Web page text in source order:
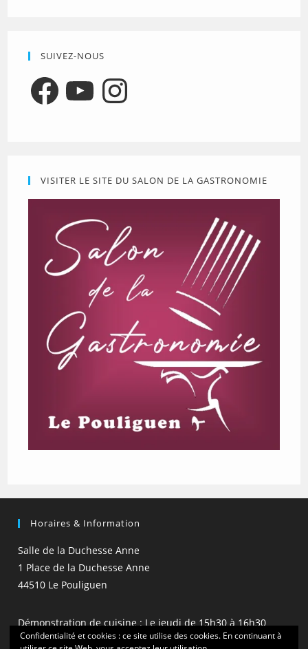
SUIVEZ-NOUS
FacebookYouTubeInstagram
VISITER LE SITE DU SALON DE LA GASTRONOMIE
Horaires & Information
Salle de la Duchesse Anne
1 Place de la Duchesse Anne
44510 Le Pouliguen
Démonstration de cuisine : Le jeudi de 15h30 à 16h30
(hors vacances scolaires)
Confidentialité et cookies : ce site utilise des cookies. En continuant à